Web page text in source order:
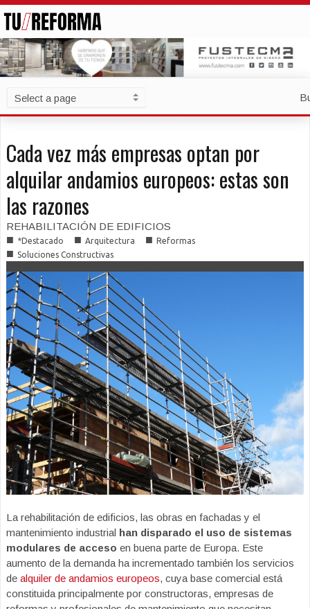
Cada vez más empresas optan por
alquilar andamios europeos: estas son
las razones
REHABILITACIÓN DE EDIFICIOS
■ *Destacado ■ Arquitectura ■ Reformas
■ Soluciones Constructivas
La rehabilitación de edificios, las obras en fachadas y el
mantenimiento industrial han disparado el uso de sistemas
modulares de acceso en buena parte de Europa. Este
aumento de la demanda ha incrementado también los servicios
de alquiler de andamios europeos, cuya base comercial está
constituida principalmente por constructoras, empresas de